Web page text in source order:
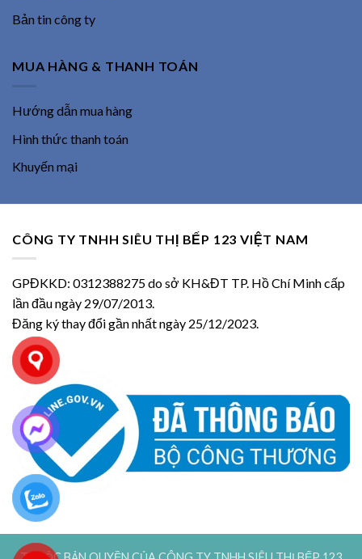
Bản tin công ty
MUA HÀNG & THANH TOÁN
Hướng dẫn mua hàng
Hình thức thanh toán
Khuyến mại
CÔNG TY TNHH SIÊU THỊ BẾP 123 VIỆT NAM
GPĐKKD: 0312388275 do sở KH&ĐT TP. Hồ Chí Minh cấp
lần đầu ngày 29/07/2013.
Đăng ký thay đổi gần nhất ngày 25/12/2023.